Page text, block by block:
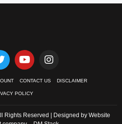
CONTACT US DISCLAIMER
POLICY
Rights Reserved | Designed by Website